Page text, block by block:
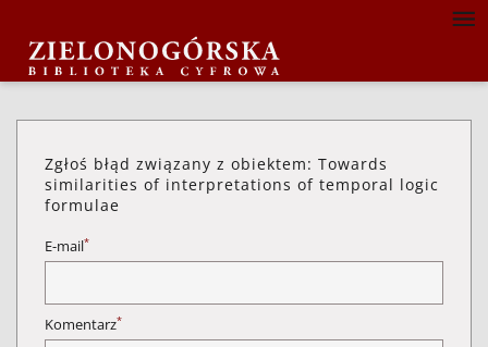
Zgłoś błąd związany z obiektem: Towards
similarities of interpretations of temporal logic
formulae
E-mail*
Komentarz*